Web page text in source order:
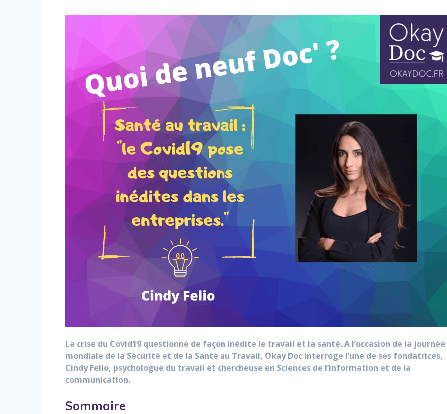
La crise du Covid19 questionne de façon inédite le travail et la santé. A l’occasion de la journée
mondiale de la Sécurité et de la Santé au Travail, Okay Doc interroge l’une de ses fondatrices,
Cindy Felio, psychologue du travail et chercheuse en Sciences de l’information et de la
communication.
Sommaire